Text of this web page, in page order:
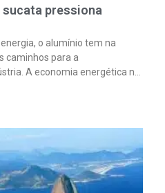
sucata pressiona
o alumínio tem na
caminhos para a
A economia energética na
mais limpo, no entanto,
ao interesse chinês